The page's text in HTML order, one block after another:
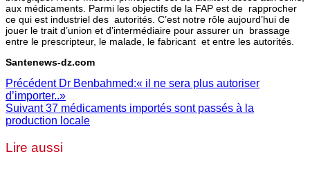
aux médicaments. Parmi les objectifs de la FAP est de rapprocher
ce qui est industriel des autorités. C’est notre rôle aujourd’hui de
jouer le trait d’union et d’intermédiaire pour assurer un brassage
entre le prescripteur, le malade, le fabricant et entre les autorités.
Santenews-dz.com
PrécédentDr Benbahmed:« il ne sera plus autoriser
d’importer..»
Suivant37 médicaments importés sont passés à la
production locale
Lire aussi